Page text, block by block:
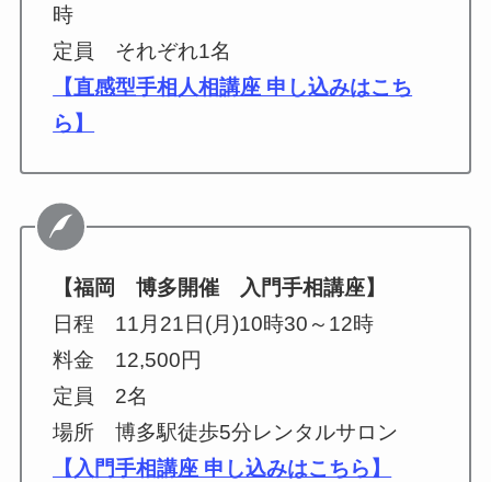
時
定員 それぞれ1名
【直感型手相人相講座 申し込みはこち
ら】
【福岡 博多開催 入門手相講座】
日程 11月21日(月)10時30～12時
料金 12,500円
定員 2名
場所 博多駅徒歩5分レンタルサロン
【入門手相講座 申し込みはこちら】